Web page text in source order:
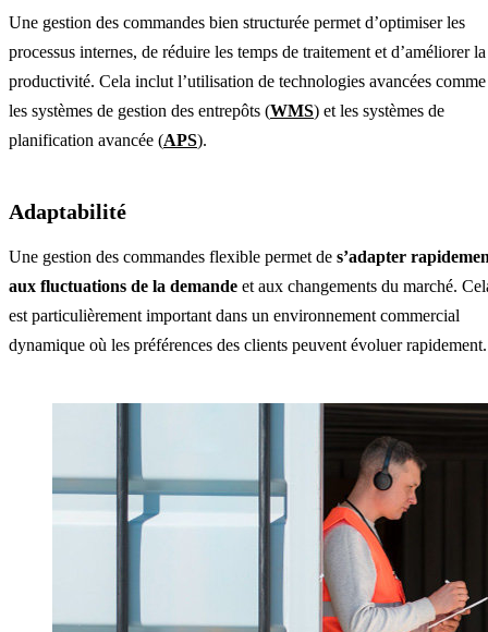
Une gestion des commandes bien structurée permet d’optimiser les
processus internes, de réduire les temps de traitement et d’améliorer la
productivité. Cela inclut l’utilisation de technologies avancées comme
les systèmes de gestion des entrepôts (WMS) et les systèmes de
planification avancée (APS).
Adaptabilité
Une gestion des commandes flexible permet de s’adapter
aux fluctuations de la demande et aux changements du marché.
est particulièrement important dans un environnement commercial
dynamique où les préférences des clients peuvent évoluer rapidement.